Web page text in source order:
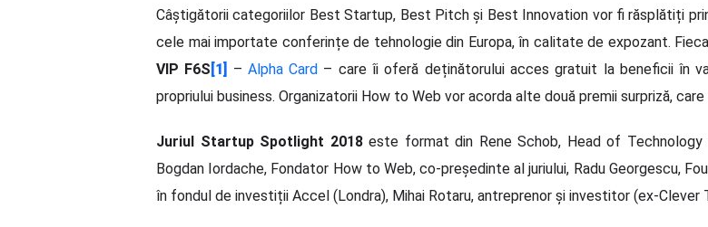
Câștigătorii categoriilor Best Startup, Best Pitch și Best Innovation vor fi răsplătiți
cele mai importate conferințe de tehnologie din Europa, în calitate de expozant.
VIP F6S [1] – Alpha Card – care îi oferă deținătorului acces gratuit la beneficii în
propriului business. Organizatorii How to Web vor acorda alte două premii surpriză,
Juriul Startup Spotlight 2018este format din Rene Schob, Head of Technology
Bogdan Iordache, Fondator How to Web, co-președinte al juriului, Radu Georgescu,
în fondul de investiții Accel (Londra), Mihai Rotaru, antreprenor și investitor (ex-Clever